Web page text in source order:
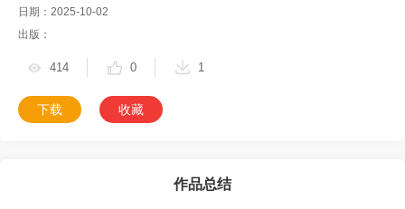
日期：2025-10-02
出版：
下载 收藏
414 0 1
作品总结